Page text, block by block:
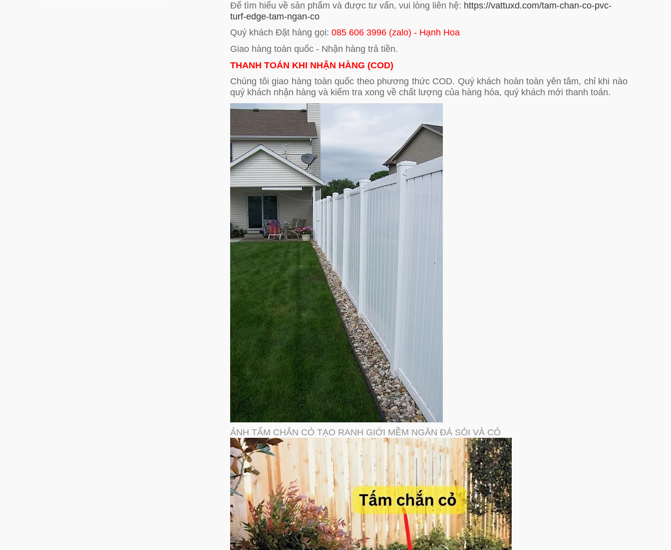
Để tìm hiểu về sản phẩm và được tư vấn, vui lòng liên hệ: https://vattuxd.com/tam-chan-co-pvc-
turf-edge-tam-ngan-co
Quý khách Đặt hàng gọi:085 606 3996 (zalo) - Hạnh Hoa
Giao hàng toàn quốc - Nhận hàng trả tiền.
THANH TOÁN KHI NHẬN HÀNG (COD)
Chúng tôi giao hàng toàn quốc theo phương thức COD. Quý khách hoàn toàn yên tâm, chỉ khi nào
quý khách nhận hàng và kiểm tra xong về chất lượng của hàng hóa, quý khách mới thanh toán.
ẢNH TẤM CHẮN CỎ TẠO RANH GIỚI MỀM NGĂN ĐÁ SỎI VÀ CỎ